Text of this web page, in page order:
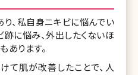
、私自身ニキビに悩んでい
跡に悩み、外出したくないほ
あります。
て肌が改善したことで、人